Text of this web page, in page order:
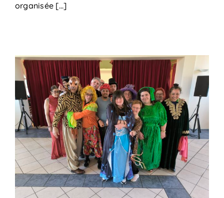
organisée [...]